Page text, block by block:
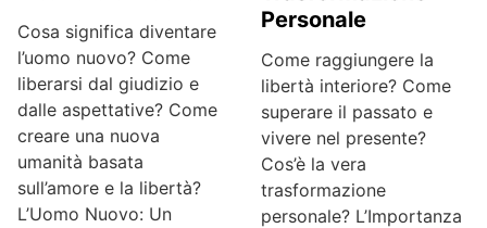
Cosa significa diventare
l’uomo nuovo? Come
liberarsi dal giudizio e
dalle aspettative? Come
creare una nuova
umanità basata
sull’amore e la libertà?
L’Uomo Nuovo: Un
Personale
Come raggiungere la
libertà interiore? Come
superare il passato e
vivere nel presente?
Cos’è la vera
trasformazione
personale? L’Importanza